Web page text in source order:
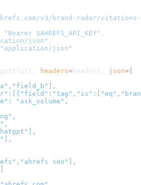
v3/brand-radar/citations-
"Bearer $AHREFS_API_KEY" ,
json" ,
"application/json"
headers= headers , json={
"ask_volume",
seo"],